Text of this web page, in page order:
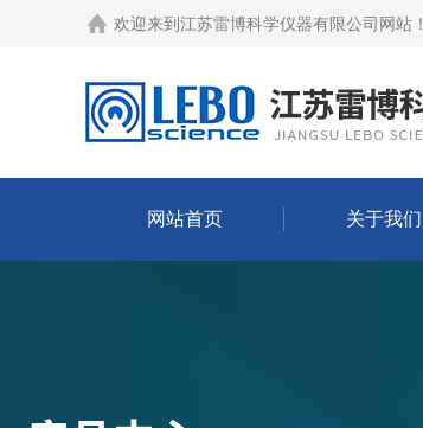
欢迎来到 江苏雷博科学仪器有限公司网站 ！
网站首页 关于我们